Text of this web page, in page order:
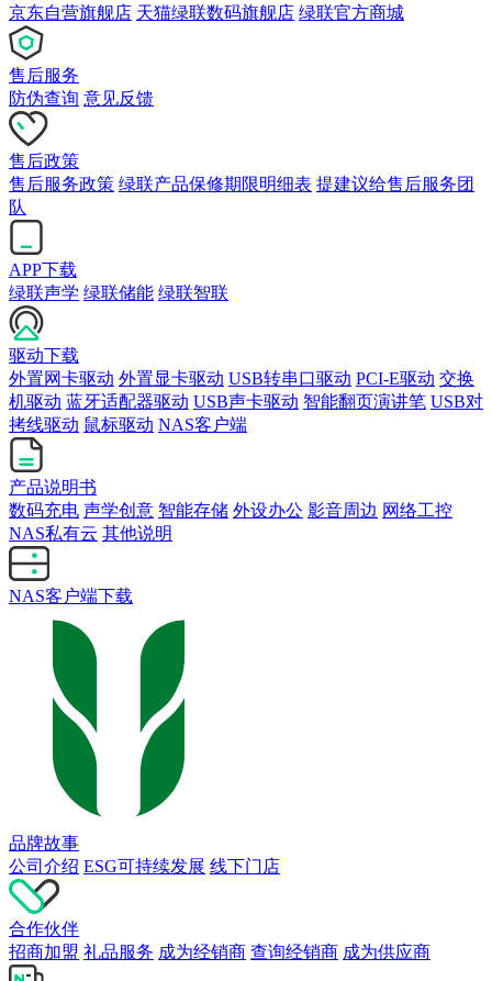
京东自营旗舰店 天猫绿联数码旗舰店 绿联官方商城
售后服务
防伪查询 意见反馈
售后政策
售后服务政策 绿联产品保修期限明细表 提建议给售后服务团
队
APP下载
绿联声学 绿联储能 绿联智联
驱动下载
外置网卡驱动 外置显卡驱动 USB转串口驱动 PCI-E驱动 交换
机驱动 蓝牙适配器驱动 USB声卡驱动 智能翻页演讲笔 USB对
拷线驱动 鼠标驱动 NAS客户端
产品说明书
数码充电 声学创意 智能存储 外设办公 影音周边 网络工控
NAS私有云 其他说明
NAS客户端下载
品牌故事
公司介绍 ESG可持续发展 线下门店
合作伙伴
招商加盟 礼品服务 成为经销商 查询经销商 成为供应商